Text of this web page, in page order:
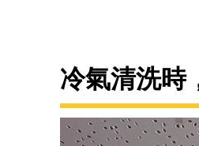
冷氣清洗時